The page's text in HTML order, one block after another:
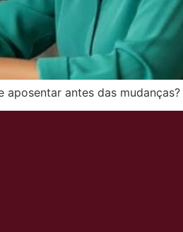
antes das mudanças?